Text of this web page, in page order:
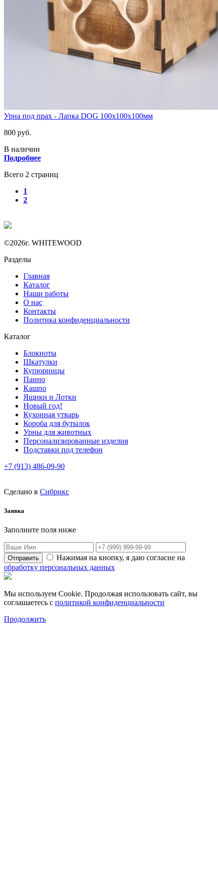
Урна под прах - Лапка DOG 100х100х100мм
800 руб.
В наличии
Подробнее
Всего 2 страниц
1
2
©2026г. WHITEWOOD
Разделы
Главная
Каталог
Наши работы
О нас
Контакты
Политика конфиденциальности
Каталог
Блокноты
Шкатулки
Купюрницы
Панно
Кашпо
Ящики и Лотки
Новый год!
Кухонная утварь
Короба для бутылок
Урны для животных
Персонализированные изделия
Подставки под телефон
+7 (913) 486-09-90
Сделано в Сибрикс
Заявка
Заполните поля ниже
Нажимая на кнопку, я даю согласие на
обработку персональных данных
Мы используем Cookie. Продолжая использовать сайт, вы
соглашаетесь с политикой конфиденциальности
Продолжить